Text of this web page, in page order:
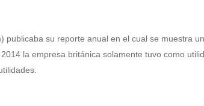
su reporte anual en el cual se muestra
la empresa británica solamente tuvo como